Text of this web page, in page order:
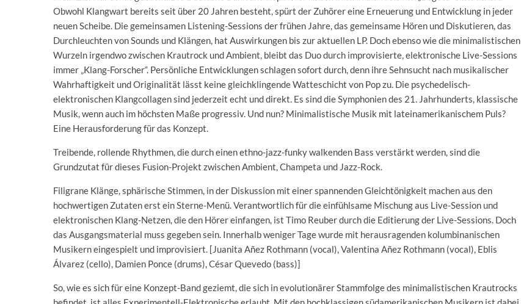
Obwohl Klangwart bereits seit über 20 Jahren besteht, spürt der Zuhörer eine Erneuerung und Entwicklung in jeder
neuen Scheibe. Die gemeinsamen Listening-Sessions der frühen Jahre, das gemeinsame Hören und Diskutieren, das
Durchleuchten von Sounds und Klängen, hat Auswirkungen bis zur aktuellen LP. Doch ebenso wie die minimalistischen
Wurzeln irgendwo zwischen Krautrock und Ambient, bleibt das Duo durch improvisierte, elektronische Live-Sessions
immer „Klang-Forscher“. Persönliche Entwicklungen schlagen sofort durch, denn ihre Sehnsucht nach musikalischer
Wahrhaftigkeit und Originalität lässt keine gleichklingende Watteschicht von Pop zu. Die psychedelisch-
elektronischen Klangcollagen sind jederzeit echt und direkt. Es sind die Symphonien des 21. Jahrhunderts, klassische
Musik, wenn auch im höchsten Maße progressiv. Und nun? Minimalistische Musik mit lateinamerikanischem Puls?
Eine Herausforderung für das Konzept.
Treibende, rollende Rhythmen, die durch einen ethno-jazz-funky walkenden Bass verstärkt werden, sind die
Grundzutat für dieses Fusion-Projekt zwischen Ambient, Champeta und Jazz-Rock.
Filigrane Klänge, sphärische Stimmen, in der Diskussion mit einer spannenden Gleichtönigkeit machen aus den
hochwertigen Zutaten erst ein Sterne-Menü. Verantwortlich für die einfühlsame Mischung aus Live-Session und
elektronischen Klang-Netzen, die den Hörer einfangen, ist Timo Reuber durch die Editierung der Live-Sessions. Doch
das Ausgangsmaterial muss gegeben sein. Innerhalb weniger Tage wurde mit herausragenden kolumbinanischen
Musikern eingespielt und improvisiert. [Juanita Añez Rothmann (vocal), Valentina Añez Rothmann (vocal), Eblis
Álvarez (cello), Damien Ponce (drums), César Quevedo (bass)]
So, wie es sich für eine Konzept-Band geziemt, die sich in evolutionärer Stammfolge des minimalistischen Krautrocks